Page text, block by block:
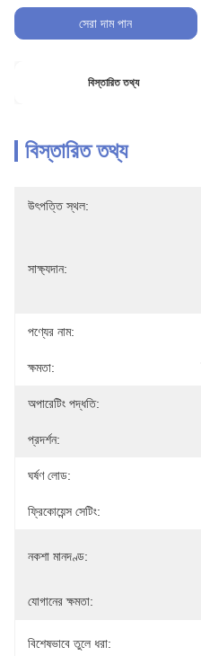
সেরা দাম পান
বিস্তারিত তথ্য
বিস্তারিত তথ্য
উৎপত্তি স্থল:
সাক্ষ্যদান:
পণ্যের নাম:
ক্ষমতা:
অপারেটিং পদ্ধতি:
প্রদর্শন:
ঘর্ষণ লোড:
ফ্রিকোয়েন্স সেটিং:
নকশা মানদণ্ড:
যোগানের ক্ষমতা:
বিশেষভাবে তুলে ধরা: